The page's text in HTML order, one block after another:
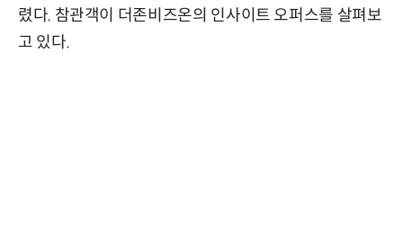
렸다. 참관객이 더존비즈온의 인사이트 오퍼스를 살펴보
고 있다.